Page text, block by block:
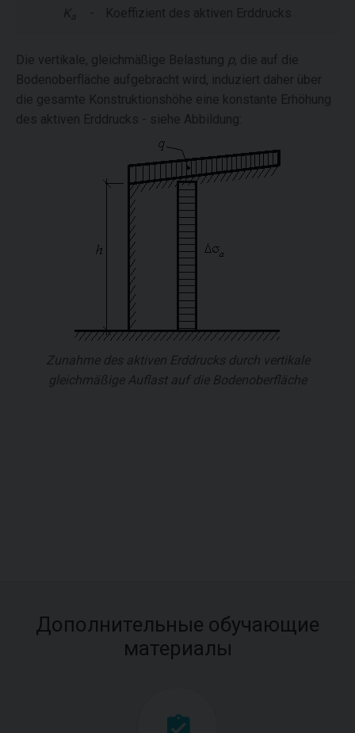
K a - Koeffizient des aktiven Erddrucks
Die vertikale, gleichmäßige Belastung p, die auf die
Bodenoberfläche aufgebracht wird, induziert daher über
die gesamte Konstruktionshöhe eine konstante Erhöhung
des aktiven Erddrucks - siehe Abbildung:
Zunahme des aktiven Erddrucks durch vertikale
gleichmäßige Auflast auf die Bodenoberfläche
Дополнительные обучающие
материалы